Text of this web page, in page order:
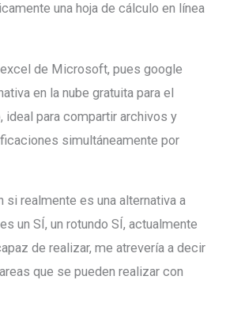
una hoja de cálculo en línea
de Microsoft, pues google
en la nube gratuita para el
ideal para compartir archivos y
simultáneamente por
si realmente es una alternativa a
un SÍ, un rotundo SÍ, actualmente
de realizar, me atrevería a decir
que se pueden realizar con